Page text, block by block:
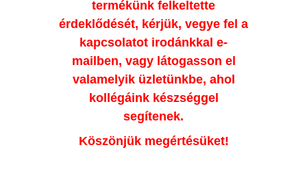
termékünk felkeltette
érdeklődését, kérjük, vegye fel a
kapcsolatot irodánkkal e-
mailben, vagy látogasson el
valamelyik üzletünkbe, ahol
kollégáink készséggel
segítenek.
Köszönjük megértésüket!